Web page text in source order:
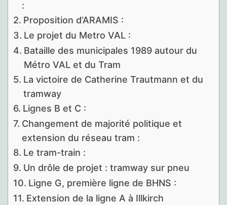
:
Proposition d’ARAMIS :
Le projet du Metro VAL :
Bataille des municipales 1989 autour du
Métro VAL et du Tram
La victoire de Catherine Trautmann et du
tramway
Lignes B et C :
Changement de majorité politique et
extension du réseau tram :
Le tram-train :
Un drôle de projet : tramway sur pneu
Ligne G, première ligne de BHNS :
Extension de la ligne A à Illkirch